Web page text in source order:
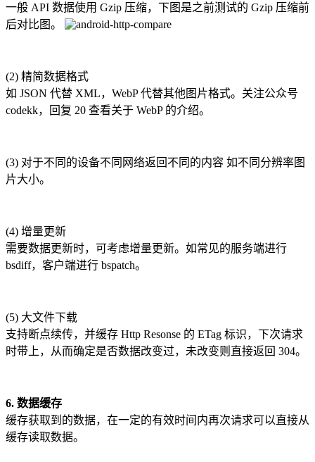
一般 API 数据使用 Gzip 压缩，下图是之前测试的 Gzip 压缩前
后对比图。
(2) 精简数据格式
如 JSON 代替 XML，WebP 代替其他图片格式。关注公众号
codekk，回复 20 查看关于 WebP 的介绍。
(3) 对于不同的设备不同网络返回不同的内容 如不同分辨率图
片大小。
(4) 增量更新
需要数据更新时，可考虑增量更新。如常见的服务端进行
bsdiff，客户端进行 bspatch。
(5) 大文件下载
支持断点续传，并缓存 Http Resonse 的 ETag 标识，下次请求
时带上，从而确定是否数据改变过，未改变则直接返回 304。
6. 数据缓存
缓存获取到的数据，在一定的有效时间内再次请求可以直接从
缓存读取数据。